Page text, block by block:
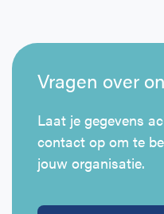
Vragen over
Laat je gegevens
contact op om te
jouw organisatie.